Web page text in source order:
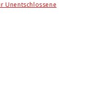
Unentschlossene